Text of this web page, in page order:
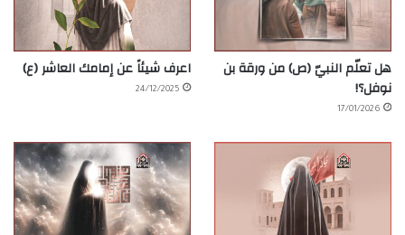
هل تعلّم النبيّ (ص) من ورقة بن
نوفل؟!
17/01/2026
اعرف شيئاً عن إمامك العاشر (ع)
24/12/2025